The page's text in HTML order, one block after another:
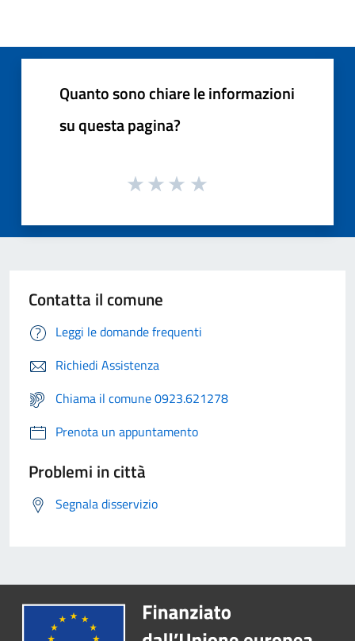
Quanto sono chiare le informazioni
su questa pagina?
Contatta il comune
Leggi le domande frequenti
Richiedi Assistenza
Chiama il comune 0923.621278
Prenota un appuntamento
Problemi in città
Segnala disservizio